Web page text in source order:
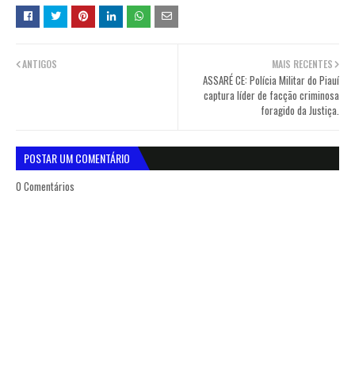
MAIS RECENTES
ASSARÉ CE: Polícia Militar do Piauí
captura líder de facção criminosa
foragido da Justiça.
ANTIGOS
POSTAR UM COMENTÁRIO
0 Comentários